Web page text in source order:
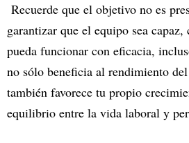
Recuerde que el objetivo no es
garantizar que el equipo sea
pueda funcionar con eficacia,
no sólo beneficia al rendimiento
también favorece tu propio
equilibrio entre la vida laboral y